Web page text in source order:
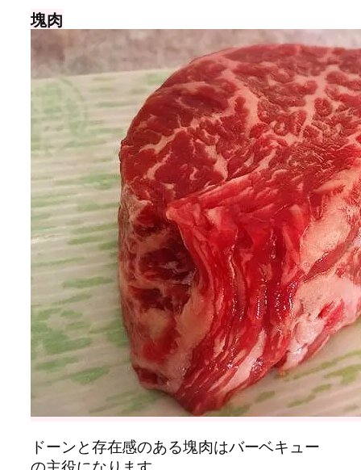
塊肉
ドーンと存在感のある塊肉はバーベキュー